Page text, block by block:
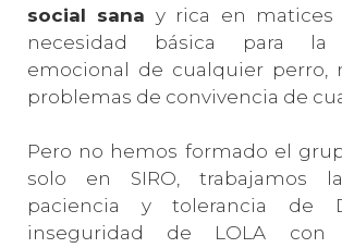
social sana y rica en matices
necesidad básica para la
emocional de cualquier perro,
problemas de convivencia de
Pero no hemos formado el
solo en SIRO, trabajamos
paciencia y tolerancia de
inseguridad de LOLA con